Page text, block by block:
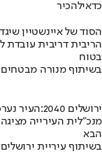
כדאילהכיר
הסוד של איינשטיין
הריבית דריבית
בטוח
בשיתוף מנורה מבטחים
ירושלים 2040:העיר נערכת ל1.5 מליון תושבים
מנכ"לית העירייה
הבא
בשיתוף עיריית ירושלים